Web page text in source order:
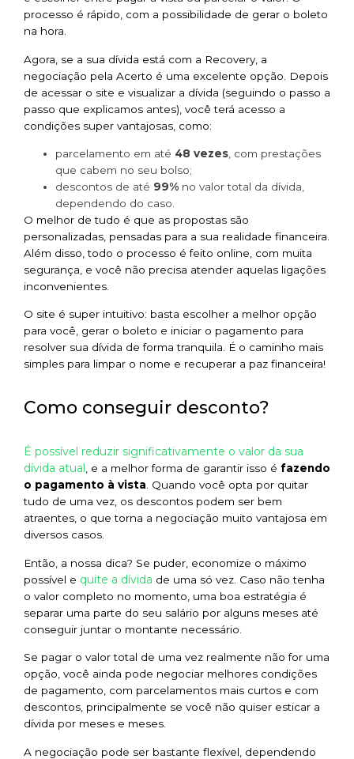
processo é rápido, com a possibilidade de gerar o boleto
na hora.
Agora, se a sua dívida está com a Recovery, a
negociação pela Acerto é uma excelente opção. Depois
de acessar o site e visualizar a dívida (seguindo o passo a
passo que explicamos antes), você terá acesso a
condições super vantajosas, como:
parcelamento em até 48 vezes , com prestações
que cabem no seu bolso;
descontos de até 99% no valor total da dívida,
dependendo do caso.
O melhor de tudo é que as propostas são
personalizadas, pensadas para a sua realidade financeira.
Além disso, todo o processo é feito online, com muita
segurança, e você não precisa atender aquelas ligações
inconvenientes.
O site é super intuitivo: basta escolher a melhor opção
para você, gerar o boleto e iniciar o pagamento para
resolver sua dívida de forma tranquila. É o caminho mais
simples para limpar o nome e recuperar a paz financeira!
Como conseguir desconto?
É possível reduzir significativamente o valor da sua
dívida atual , e a melhor forma de garantir isso é fazendo
o pagamento à vista. Quando você opta por quitar
tudo de uma vez, os descontos podem ser bem
atraentes, o que torna a negociação muito vantajosa em
diversos casos.
Então, a nossa dica? Se puder, economize o máximo
possível e quite a dívida de uma só vez. Caso não tenha
o valor completo no momento, uma boa estratégia é
separar uma parte do seu salário por alguns meses até
conseguir juntar o montante necessário.
Se pagar o valor total de uma vez realmente não for uma
opção, você ainda pode negociar melhores condições
de pagamento, com parcelamentos mais curtos e com
descontos, principalmente se você não quiser esticar a
dívida por meses e meses.
A negociação pode ser bastante flexível, dependendo